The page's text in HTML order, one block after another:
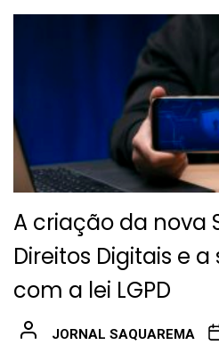
A criação da nova
Direitos Digitais e
com a lei LGPD
JORNAL SAQUAREMA